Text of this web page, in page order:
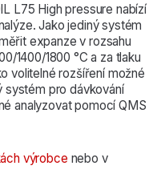
L75 High pressure nabízí
Jako jediný systém
expanze v rozsahu
1400/1800 °C a za tlaku
volitelné rozšíření možné
systém pro dávkování
analyzovat pomocí QMS
výrobce nebo v